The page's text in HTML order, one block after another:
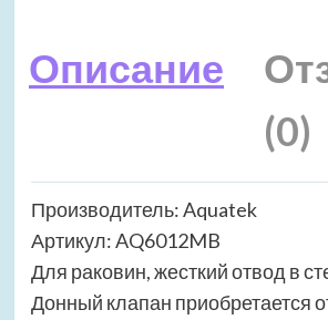
Описание
(0)
Производитель: Aquatek
Артикул: AQ6012MB
Для раковин, жесткий отвод в
Донный клапан приобретается